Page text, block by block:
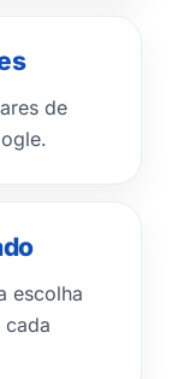
de
escolha